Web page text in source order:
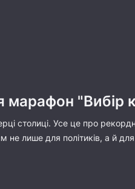
марафон "Вибір
столиці. Усе це про
лише для політиків, а й для